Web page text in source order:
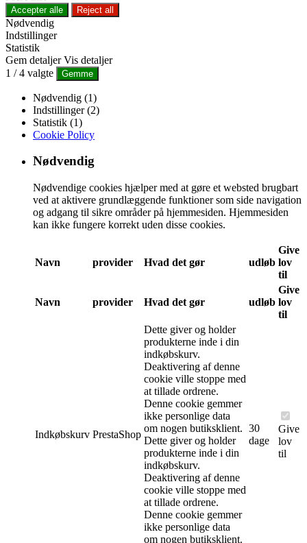
Accepter alle Reject all
Nødvendig
Indstillinger
Statistik
Gem detaljer Vis detaljer
1 /4 valgte Gemme
Nødvendig (1)
Indstillinger (2)
Statistik (1)
Cookie Policy
Nødvendig
Nødvendige cookies hjælper med at gøre et websted brugbart
ved at aktivere grundlæggende funktioner som side navigation
og adgang til sikre områder på hjemmesiden. Hjemmesiden
kan ikke fungere korrekt uden disse cookies.
Navn provider Hvad det gør udløb
Give
lov
til
Navn provider Hvad det gør udløb
Give
lov
til
Indkøbskurv PrestaShop
Dette giver og holder
produkterne inde i din
indkøbskurv.
Deaktivering af denne
cookie ville stoppe med
at tillade ordrene.
Denne cookie gemmer
ikke personlige data
om nogen butiksklient.
Dette giver og holder
produkterne inde i din
indkøbskurv.
Deaktivering af denne
cookie ville stoppe med
at tillade ordrene.
Denne cookie gemmer
ikke personlige data
om nogen butiksklient.
30
dage
Give
lov
til